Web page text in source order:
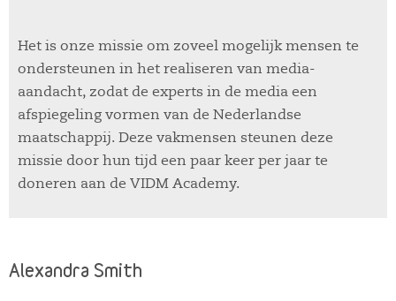
Het is onze missie om zoveel mogelijk mensen te
ondersteunen in het realiseren van media-
aandacht, zodat de experts in de media een
afspiegeling vormen van de Nederlandse
maatschappij. Deze vakmensen steunen deze
missie door hun tijd een paar keer per jaar te
doneren aan de VIDM Academy.
Alexandra Smith